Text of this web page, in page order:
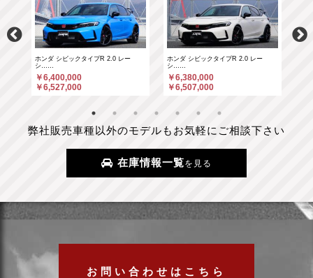
ホンダ シビックタイプR 2.0 レー
シ……
￥6,400,000
￥6,527,000
ホンダ シビックタイプR 2.0 レー
シ……
￥6,380,000
￥6,507,000
弊社販売車種以外のモデルもお気軽にご相談下さい
在庫情報一覧を見る
お問い合わせはこちら